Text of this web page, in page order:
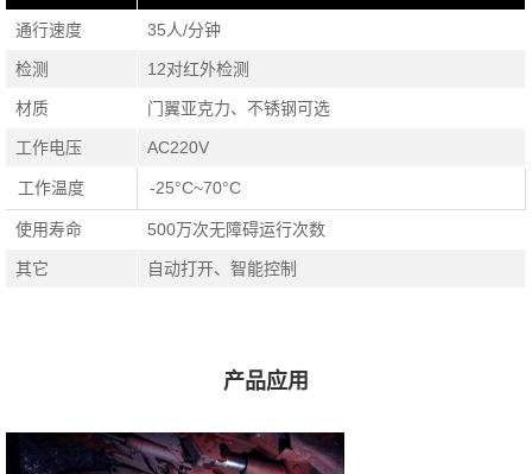
通行速度 35人/分钟
检测 12对红外检测
材质 门翼亚克力、不锈钢可选
工作电压 AC220V
工作温度 -25°C~70°C
使用寿命 500万次无障碍运行次数
其它 自动打开、智能控制
产品应用